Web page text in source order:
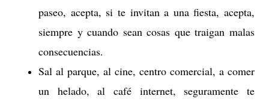
paseo, acepta, si te invitan a una fiesta, acepta,
siempre y cuando sean cosas que traigan malas
consecuencias.
Sal al parque, al cine, centro comercial, a comer
un helado, al café internet, seguramente te